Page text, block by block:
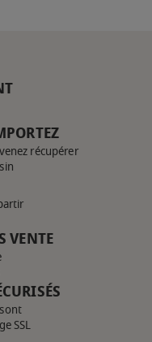
récupérer
VENTE
SSL